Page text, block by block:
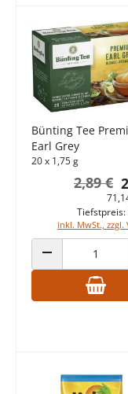
Bünting Tee
Earl Grey
20 x 1,75 g
2,89 €
inkl. MwSt., zzgl.
ANZAHL